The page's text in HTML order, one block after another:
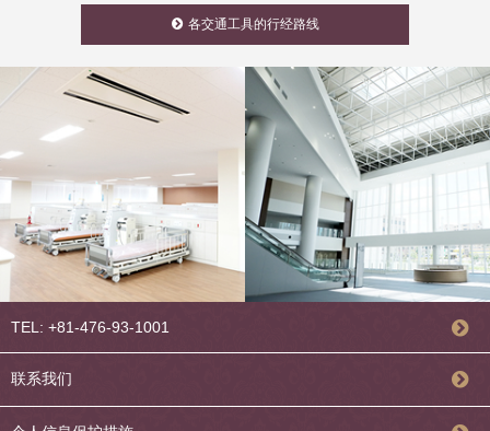
各交通工具的行经路线
TEL: +81-476-93-1001
联系我们